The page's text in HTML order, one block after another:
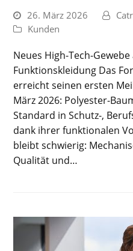
26. März 2026
Kunden
Neues High-Tech-
Funktionskleidung Das
erreicht seinen ersten
März 2026: Polyester-
Standard in Schutz-,
dank ihrer funktionalen
bleibt schwierig:
Qualität und…